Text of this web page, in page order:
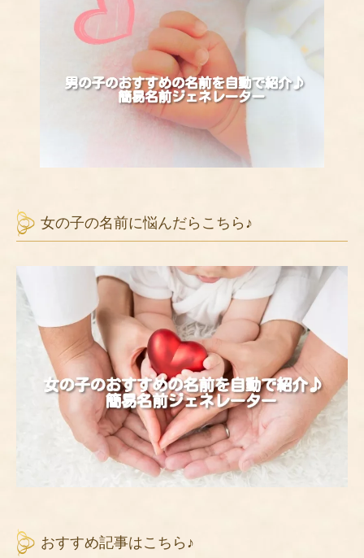
女の子の名前に悩んだらこちら♪
おすすめ記事はこちら♪